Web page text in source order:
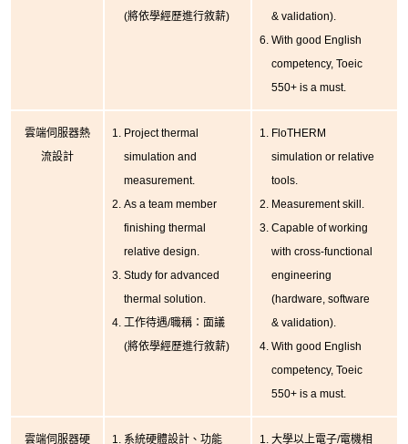
(將依學經歷進行敘薪)
& validation).
With good English
competency, Toeic
550+ is a must.
雲端伺服器熱
流設計
Project thermal
simulation and
measurement.
As a team member
finishing thermal
relative design.
Study for advanced
thermal solution.
工作待遇/職稱：面議
(將依學經歷進行敘薪)
FloTHERM
simulation or relative
tools.
Measurement skill.
Capable of working
with cross-functional
engineering
(hardware, software
& validation).
With good English
competency, Toeic
550+ is a must.
雲端伺服器硬
系統硬體設計、功能
大學以上電子/電機相